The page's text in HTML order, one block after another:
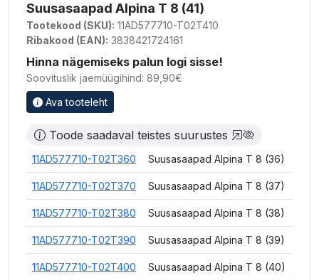
Suusasaapad Alpina T 8 (41)
Tootekood (SKU): 11AD577710-T02T410
Ribakood (EAN): 3838421724161
Hinna nägemiseks palun logi sisse!
Soovituslik jaemüügihind: 89,90€
Ava tooteleht
Toode saadaval teistes suurustes
11AD577710-T02T360 Suusasaapad Alpina T 8 (36)
11AD577710-T02T370 Suusasaapad Alpina T 8 (37)
11AD577710-T02T380 Suusasaapad Alpina T 8 (38)
11AD577710-T02T390 Suusasaapad Alpina T 8 (39)
11AD577710-T02T400 Suusasaapad Alpina T 8 (40)